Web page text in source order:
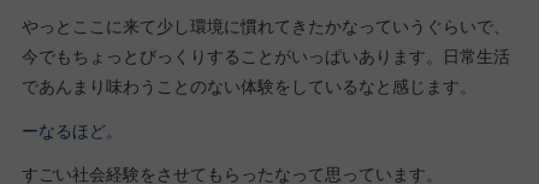
やっとここに来て少し環境に慣れてきたかなっていうぐらいで、
今でもちょっとびっくりすることがいっぱいあります。日常生活
であんまり味わうことのない体験をしているなと感じます。
ーなるほど。
すごい社会経験をさせてもらったなって思っています。